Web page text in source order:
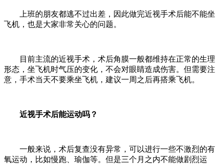
上班的朋友都逃不过出差，因此做完近视手术后能不能坐
飞机，也是大家非常关心的问题。
目前主流的近视手术，术后角膜一般都维持在正常的生理
形态，坐飞机时气压的变化，不会对眼睛造成伤害。但需要注
意，手术当天不要乘坐飞机，建议一周之后再搭乘飞机。
近视手术后能运动吗？
一般来说，术后复查没有异常，可以进行一些不激烈的有
氧运动，比如慢跑、瑜伽等。但是三个月之内不能做剧烈运